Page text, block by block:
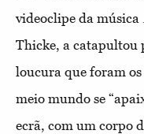
videoclipe da música
Thicke, a catapultou
loucura que foram os
meio mundo se
ecrã, com um corpo